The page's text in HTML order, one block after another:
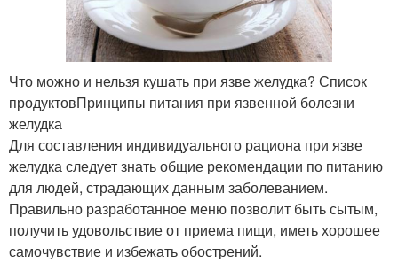
Что можно и нельзя кушать при язве желудка? Список
продуктовПринципы питания при язвенной болезни
желудка
Для составления индивидуального рациона при язве
желудка следует знать общие рекомендации по питанию
для людей, страдающих данным заболеванием.
Правильно разработанное меню позволит быть сытым,
получить удовольствие от приема пищи, иметь хорошее
самочувствие и избежать обострений.